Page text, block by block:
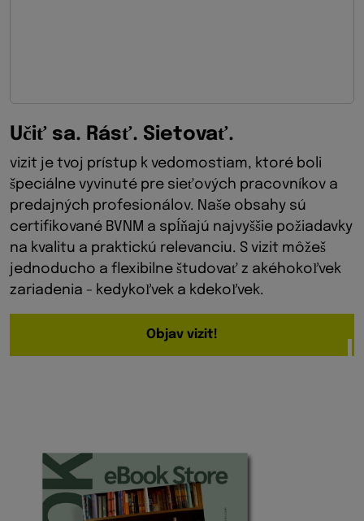
Učiť sa. Rásť. Sietovať.
vizit je tvoj prístup k vedomostiam, ktoré boli
špeciálne vyvinuté pre sieťových pracovníkov a
predajných profesionálov. Naše obsahy sú
certifikované BVNM a spĺňajú najvyššie požiadavky
na kvalitu a praktickú relevanciu. S vizit môžeš
jednoducho a flexibilne študovať z akéhokoľvek
zariadenia - kedykoľvek a kdekoľvek.
Objav vizit!